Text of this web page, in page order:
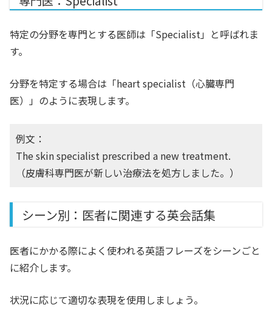
特定の分野を専門とする医師は「Specialist」と呼ばれま
す。
分野を特定する場合は「heart specialist（心臓専門
医）」のように表現します。
例文：
The skin specialist prescribed a new treatment.
（皮膚科専門医が新しい治療法を処方しました。）
シーン別：医者に関連する英会話集
医者にかかる際によく使われる英語フレーズをシーンごと
に紹介します。
状況に応じて適切な表現を使用しましょう。